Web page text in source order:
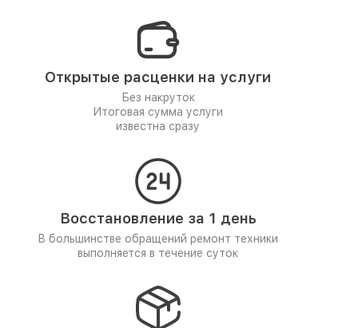
Открытые расценки на услуги
Без накруток
Итоговая сумма услуги
известна сразу
Восстановление за 1 день
В большинстве обращений ремонт техники
выполняется в течение суток